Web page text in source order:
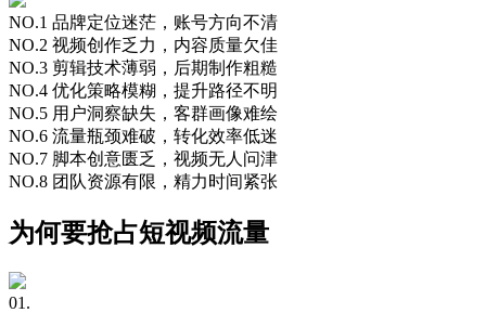
NO.1 品牌定位迷茫，账号方向不清
NO.2 视频创作乏力，内容质量欠佳
NO.3 剪辑技术薄弱，后期制作粗糙
NO.4 优化策略模糊，提升路径不明
NO.5 用户洞察缺失，客群画像难绘
NO.6 流量瓶颈难破，转化效率低迷
NO.7 脚本创意匮乏，视频无人问津
NO.8 团队资源有限，精力时间紧张
为何要抢占短视频流量
01.